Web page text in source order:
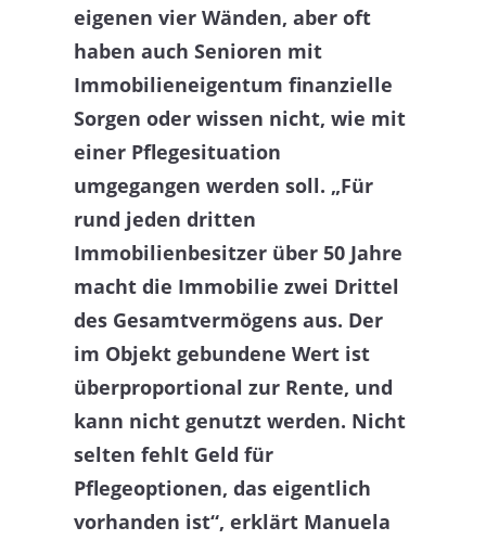
eigenen vier Wänden, aber oft
haben auch Senioren mit
Immobilieneigentum finanzielle
Sorgen oder wissen nicht, wie mit
einer Pflegesituation
umgegangen werden soll. „Für
rund jeden dritten
Immobilienbesitzer über 50 Jahre
macht die Immobilie zwei Drittel
des Gesamtvermögens aus. Der
im Objekt gebundene Wert ist
überproportional zur Rente, und
kann nicht genutzt werden. Nicht
selten fehlt Geld für
Pflegeoptionen, das eigentlich
vorhanden ist“, erklärt Manuela